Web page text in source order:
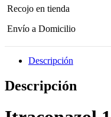
Recojo en tienda
Envío a Domicilio
Descripción
Descripción